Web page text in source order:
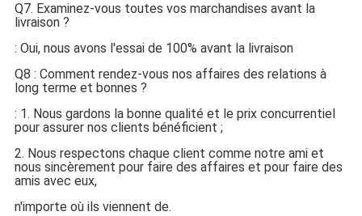
Q7. Examinez-vous toutes vos marchandises avant la
livraison ?
: Oui, nous avons l'essai de 100% avant la livraison
Q8 : Comment rendez-vous nos affaires des relations à
long terme et bonnes ?
: 1. Nous gardons la bonne qualité et le prix concurrentiel
pour assurer nos clients bénéficient ;
2. Nous respectons chaque client comme notre ami et
nous sincèrement pour faire des affaires et pour faire des
amis avec eux,
n'importe où ils viennent de.